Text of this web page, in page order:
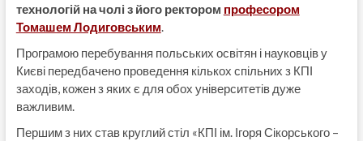
технологій на чолі з його ректором професором
Томашем Лодиговським.
Програмою перебування польських освітян і науковців у
Києві передбачено проведення кількох спільних з КПІ
заходів, кожен з яких є для обох університетів дуже
важливим.
Першим з них став круглий стіл «КПІ ім. Ігоря Сікорського –